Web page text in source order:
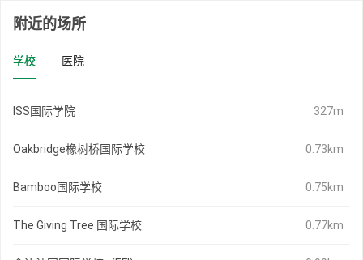
附近的场所
学校 医院
ISS国际学院 327m
Oakbridge橡树桥国际学校 0.73km
Bamboo国际学校 0.75km
The Giving Tree 国际学校 0.77km